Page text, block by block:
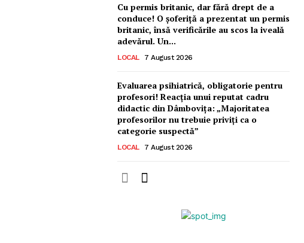
Cu permis britanic, dar fără drept de a
conduce! O șoferiță a prezentat un permis
britanic, însă verificările au scos la iveală
adevărul. Un...
LOCAL 7 August 2026
Evaluarea psihiatrică, obligatorie pentru
profesori! Reacția unui reputat cadru
didactic din Dâmbovița: „Majoritatea
profesorilor nu trebuie priviți ca o
categorie suspectă”
LOCAL 7 August 2026